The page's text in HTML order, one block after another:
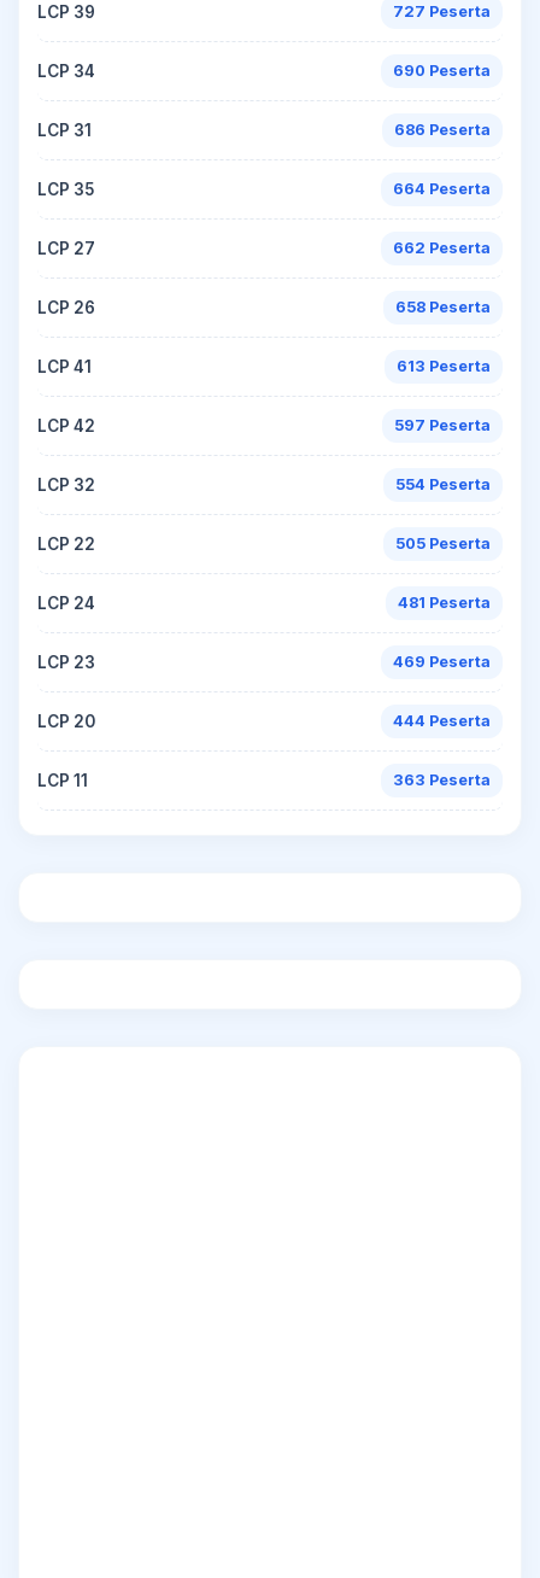
LCP 39 727 Peserta
LCP 34 690 Peserta
LCP 31 686 Peserta
LCP 35 664 Peserta
LCP 27 662 Peserta
LCP 26 658 Peserta
LCP 41 613 Peserta
LCP 42 597 Peserta
LCP 32 554 Peserta
LCP 22 505 Peserta
LCP 24 481 Peserta
LCP 23 469 Peserta
LCP 20 444 Peserta
LCP 11 363 Peserta